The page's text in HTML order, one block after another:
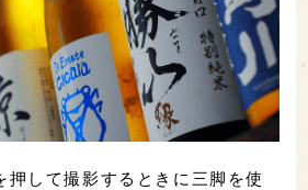
押して撮影するときに三脚を使